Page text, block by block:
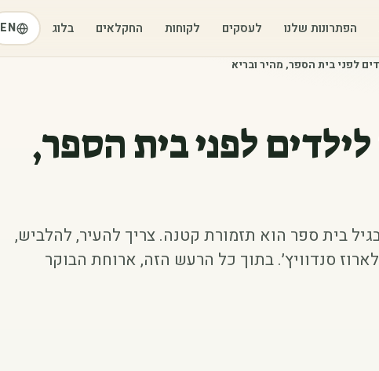
הפתרונות שלנו לעסקים לקוחות החקלאים בלוג EN
לפני בית הספר, מהיר ובריא
לפני בית הספר,
בית ספר הוא תזמורת קטנה. צריך להעיר, להלביש,
סנדוויץ׳. בתוך כל הרעש הזה, ארוחת הבוקר